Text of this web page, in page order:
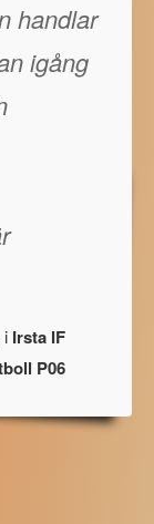
handlar
igång
i Irsta IF
P06